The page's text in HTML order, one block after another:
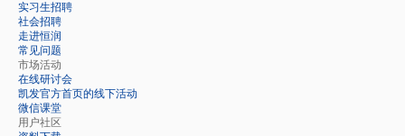
实习生招聘
社会招聘
走进恒润
常见问题
市场活动
在线研讨会
凯发官方首页的线下活动
微信课堂
用户社区